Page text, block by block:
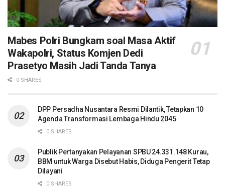
Mabes Polri Bungkam soal Masa Aktif
Wakapolri, Status Komjen Dedi
Prasetyo Masih Jadi Tanda Tanya
0 SHARES
DPP Persadha Nusantara Resmi Dilantik, Tetapkan 10
Agenda Transformasi Lembaga Hindu 2045
0 SHARES
Publik Pertanyakan Pelayanan SPBU 24.331.148 Kurau,
BBM untuk Warga Disebut Habis, Diduga Pengerit Tetap
Dilayani
0 SHARES